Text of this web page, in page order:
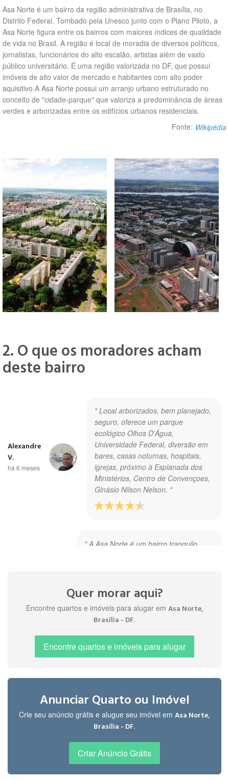
Asa Norte é um bairro da região administrativa de Brasília, no
Distrito Federal. Tombado pela Unesco junto com o Plano Piloto, a
Asa Norte figura entre os bairros com maiores índices de qualidade
de vida no Brasil. A região é local de moradia de diversos políticos,
jornalistas, funcionários do alto escalão, artistas além de vasto
público universitário. É uma região valorizada no DF, que possui
imóveis de alto valor de mercado e habitantes com alto poder
aquisitivo.A Asa Norte possui um arranjo urbano estruturado no
conceito de "cidade-parque" que valoriza a predominância de áreas
verdes e arborizadas entre os edifícios urbanos residenciais.
Fonte: Wikipédia
2. O que os moradores acham
deste bairro
" Local arborizados, bem planejado,
seguro, oferece um parque
ecológico Olhos D'Água,
Universidade Federal, diversão em
bares, casas noturnas, hospitais,
igrejas, próximo à Esplanada dos
Ministérios, Centro de Convençoes,
Ginásio Nilson Nelson. "
Alexandre
V.
há 6 meses
" A Asa Norte é um bairro tranquilo,
" Um ótimo local para morar "
há 1
" Excelente localização, muita opção de
comércio. "
Quer morar aqui?
Encontre quartos e imóveis para alugar em Asa Norte,
Brasília - DF.
Encontre quartos e imóveis para alugar
Anunciar Quarto ou Imóvel
Crie seu anúncio grátis e alugue seu imóvel em Asa Norte,
Brasília - DF.
Criar Anúncio Grátis